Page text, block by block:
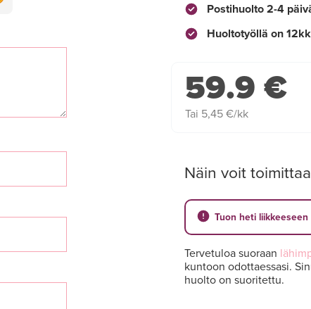
Postihuolto 2-4
Huoltotyöllä on
59.9 €
Tai 5,45 €/kk
Näin voit
Tuon heti liikkeeseen
Tervetuloa suoraan
kuntoon odottaessasi.
huolto on suoritettu.